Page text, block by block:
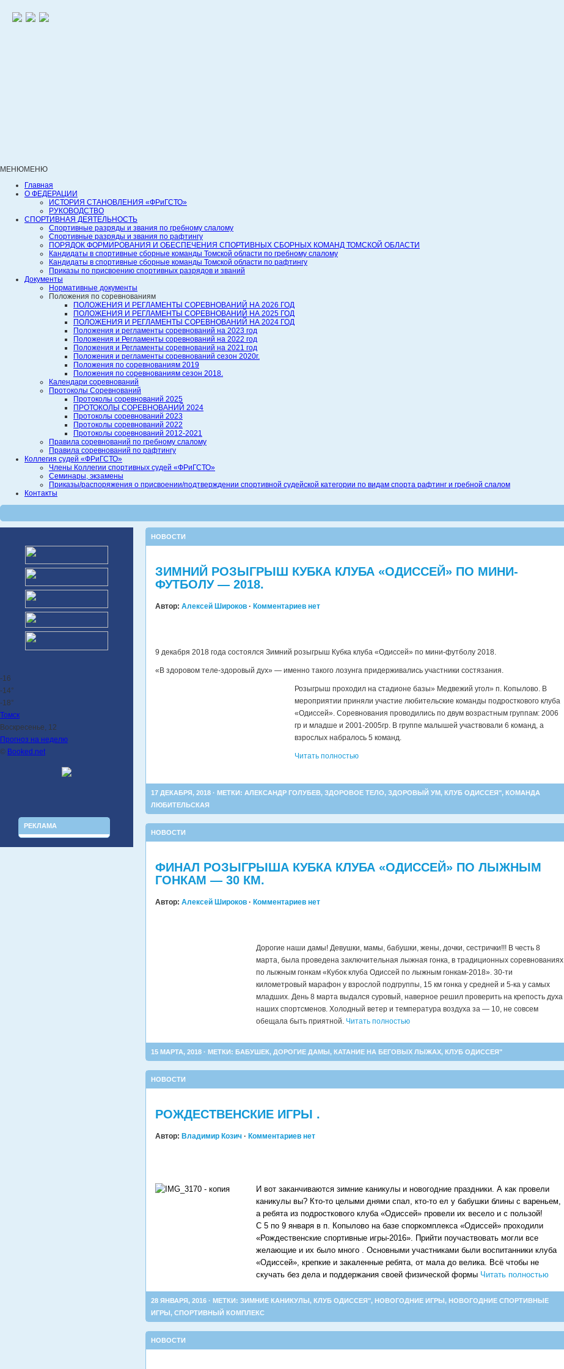
МЕНЮМЕНЮ
Главная
О ФЕДЕРАЦИИ
ИСТОРИЯ СТАНОВЛЕНИЯ «ФРиГСТО»
РУКОВОДСТВО
СПОРТИВНАЯ ДЕЯТЕЛЬНОСТЬ
Спортивные разряды и звания по гребному слалому
Спортивные разряды и звания по рафтингу
ПОРЯДОК ФОРМИРОВАНИЯ И ОБЕСПЕЧЕНИЯ СПОРТИВНЫХ СБОРНЫХ КОМАНД ТОМСКОЙ ОБЛАСТИ
Кандидаты в спортивные сборные команды Томской области по гребному слалому
Кандидаты в спортивные сборные команды Томской области по рафтингу
Приказы по присвоению спортивных разрядов и званий
Документы
Нормативные документы
Положения по соревнованиям
ПОЛОЖЕНИЯ И РЕГЛАМЕНТЫ СОРЕВНОВАНИЙ НА 2026 ГОД
ПОЛОЖЕНИЯ И РЕГЛАМЕНТЫ СОРЕВНОВАНИЙ НА 2025 ГОД
ПОЛОЖЕНИЯ И РЕГЛАМЕНТЫ СОРЕВНОВАНИЙ НА 2024 ГОД
Положения и регламенты соревнований на 2023 год
Положения и Регламенты соревнований на 2022 год
Положения и Регламенты соревнований на 2021 год
Положения и регламенты соревнований сезон 2020г.
Положения по соревнованиям 2019
Положения по соревнованиям сезон 2018.
Календари соревнований
Протоколы Соревнований
Протоколы соревнований 2025
ПРОТОКОЛЫ СОРЕВНОВАНИЙ 2024
Протоколы соревнований 2023
Протоколы соревнований 2022
Протоколы соревнований 2012-2021
Правила соревнований по гребному слалому
Правила соревнований по рафтингу
Коллегия судей «ФРиГСТО»
Члены Коллегии спортивных судей «ФРиГСТО»
Семинары, экзамены
Приказы/распоряжения о присвоении/подтверждении спортивной судейской категории по видам спорта рафтинг и гребной слалом
Контакты
-16
-14°
-18°
Томск
Воскресенье, 12
Прогноз на неделю
© Booked.net
РЕКЛАМА
НОВОСТИ
ЗИМНИЙ РОЗЫГРЫШ КУБКА КЛУБА «ОДИССЕЙ» ПО МИНИ-
ФУТБОЛУ — 2018.
Автор: Алексей Широков · Комментариев нет
9 декабря 2018 года состоялся Зимний розыгрыш Кубка клуба «Одиссей» по мини-футболу 2018.
«В здоровом теле-здоровый дух» — именно такого лозунга придерживались участники состязания.
Розыгрыш проходил на стадионе базы» Медвежий угол» п. Копылово. В
мероприятии приняли участие любительские команды подросткового клуба
«Одиссей». Соревнования проводились по двум возрастным группам: 2006
гр и младше и 2001-2005гр. В группе малышей участвовали 6 команд, а
взрослых набралось 5 команд.
Читать полностью
17 ДЕКАБРЯ, 2018 · МЕТКИ: АЛЕКСАНДР ГОЛУБЕВ, ЗДОРОВОЕ ТЕЛО, ЗДОРОВЫЙ УМ, КЛУБ ОДИССЕЯ", КОМАНДА
ЛЮБИТЕЛЬСКАЯ
НОВОСТИ
ФИНАЛ РОЗЫГРЫША КУБКА КЛУБА «ОДИССЕЙ» ПО ЛЫЖНЫМ
ГОНКАМ — 30 КМ.
Автор: Алексей Широков · Комментариев нет
Дорогие наши дамы! Девушки, мамы, бабушки, жены, дочки, сестрички!!! В честь 8
марта, была проведена заключительная лыжная гонка, в традиционных соревнованиях
по лыжным гонкам «Кубок клуба Одиссей по лыжным гонкам-2018». 30-ти
километровый марафон у взрослой подгруппы, 15 км гонка у средней и 5-ка у самых
младших. День 8 марта выдался суровый, наверное решил проверить на крепость духа
наших спортсменов. Холодный ветер и температура воздуха за — 10, не совсем
обещала быть приятной. Читать полностью
15 МАРТА, 2018 · МЕТКИ: БАБУШЕК, ДОРОГИЕ ДАМЫ , КАТАНИЕ НА БЕГОВЫХ ЛЫЖАХ, КЛУБ ОДИССЕЯ"
НОВОСТИ
РОЖДЕСТВЕНСКИЕ ИГРЫ .
Автор: Владимир Козич · Комментариев нет
И вот заканчиваются зимние каникулы и новогодние праздники. А как провели
каникулы вы? Кто-то целыми днями спал, кто-то ел у бабушки блины с вареньем,
а ребята из подросткового клуба «Одиссей» провели их весело и с пользой!
С 5 по 9 января в п. Копылово на базе споркомплекса «Одиссей» проходили
«Рождественские спортивные игры-2016». Прийти поучаствовать могли все
желающие и их было много . Основными участниками были воспитанники клуба
«Одиссей», крепкие и закаленные ребята, от мала до велика. Всё чтобы не
скучать без дела и поддержания своей физической формы Читать полностью
28 ЯНВАРЯ, 2016 · МЕТКИ: ЗИМНИЕ КАНИКУЛЫ , КЛУБ ОДИССЕЯ", НОВОГОДНИЕ ИГРЫ , НОВОГОДНИЕ СПОРТИВНЫЕ
ИГРЫ , СПОРТИВНЫЙ КОМПЛЕКС
НОВОСТИ